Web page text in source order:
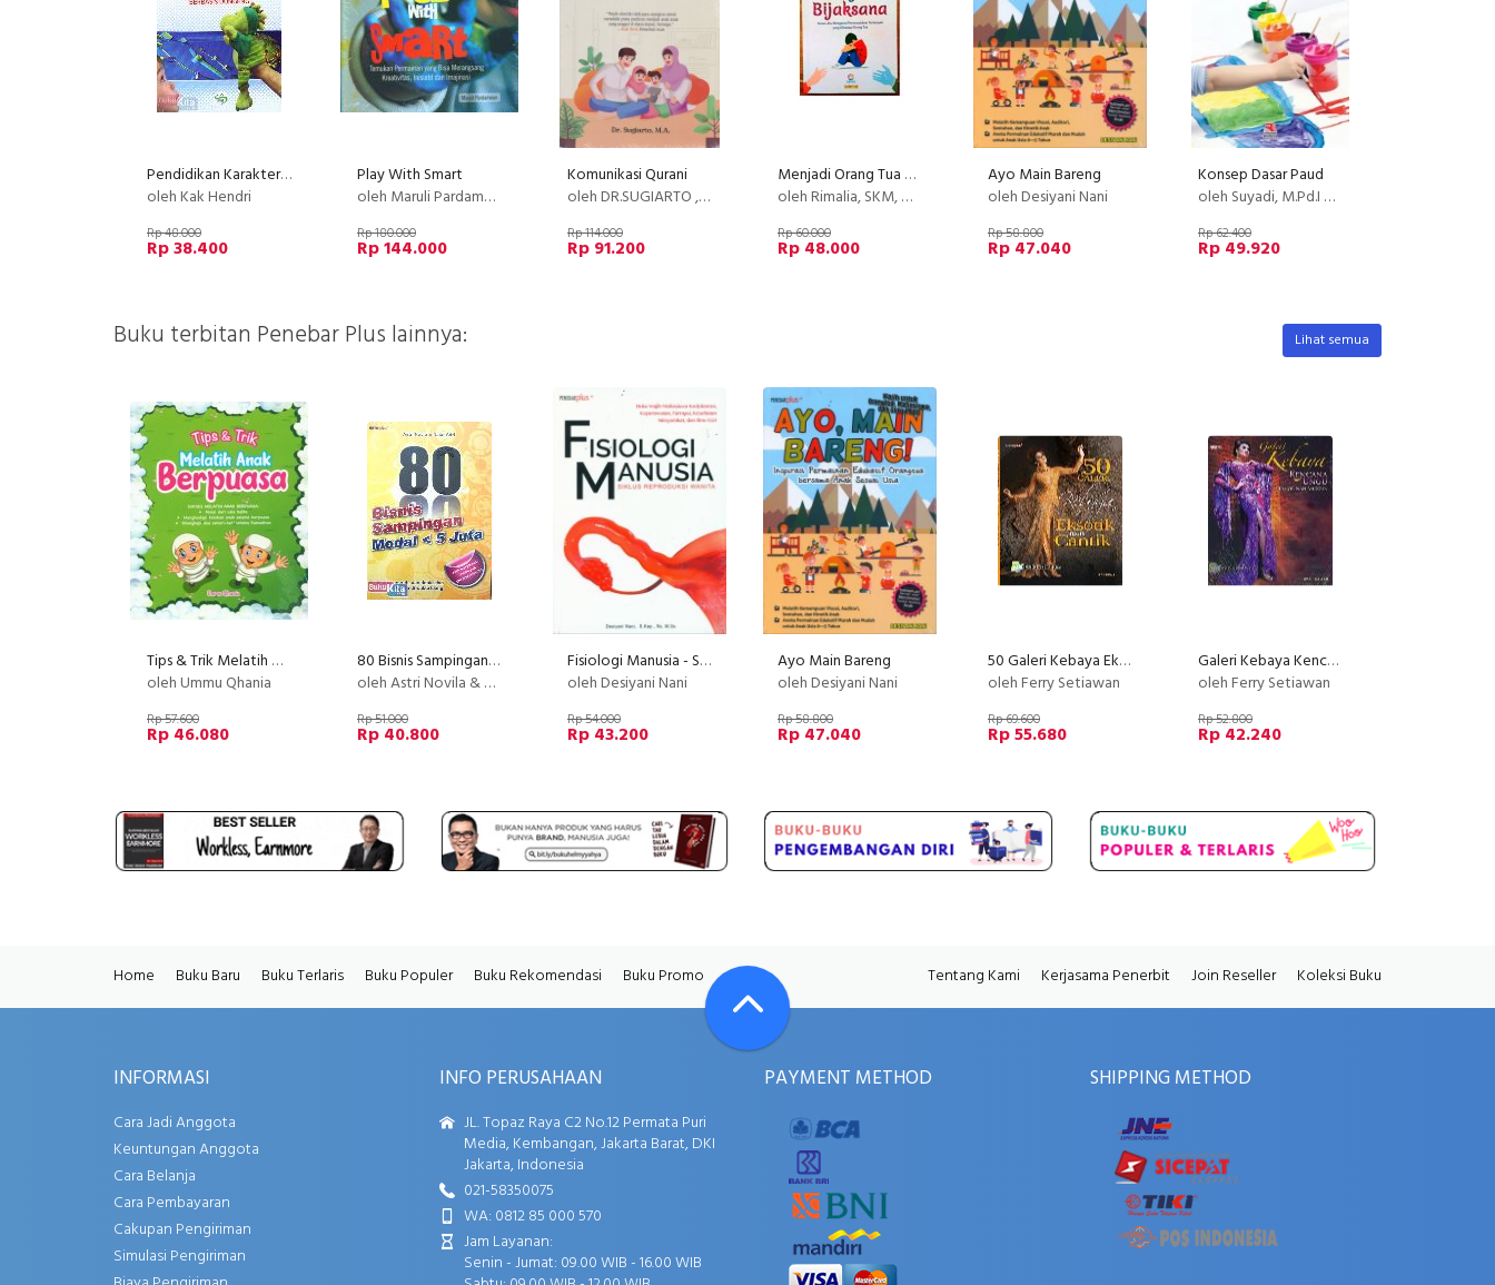
Pendidikan Karakter Berbasis Dongeng
oleh Kak Hendri
Rp 48.000
Rp 38.400
Play With Smart
oleh Maruli Pardamean
Rp 180.000
Rp 144.000
Komunikasi Qurani
oleh DR.SUGIARTO , M.A.
Rp 114.000
Rp 91.200
Menjadi Orang Tua Bijaksana
oleh Rimalia, SKM, M.M., Riawani Elyta, S.Sos, Risa Mutia, S.T.
Rp 60.000
Rp 48.000
Ayo Main Bareng
oleh Desiyani Nani
Rp 58.800
Rp 47.040
Konsep Dasar Paud
oleh Suyadi, M.Pd.I dan Maulidya Ulfah, M.Pd.I
Rp 62.400
Rp 49.920
Buku terbitan Penebar Plus lainnya: Lihat semua
Tips & Trik Melatih Anak Berpuasa
oleh Ummu Qhania
Rp 57.600
Rp 46.080
80 Bisnis Sampingan Modal < 5 Juta (2011)
oleh Astri Novila & Natar Adri
Rp 51.000
Rp 40.800
Fisiologi Manusia - Siklus Reproduksi Wanita
oleh Desiyani Nani
Rp 54.000
Rp 43.200
Ayo Main Bareng
oleh Desiyani Nani
Rp 58.800
Rp 47.040
50 Galeri Kebaya Eksotik nan Cantik
oleh Ferry Setiawan
Rp 69.600
Rp 55.680
Galeri Kebaya Kencana Ungu Glamor nan Anggun
oleh Ferry Setiawan
Rp 52.800
Rp 42.240
Home Buku Baru Buku Terlaris Buku Populer Buku Rekomendasi Buku Promo Tentang Kami Kerjasama Penerbit Join Reseller Koleksi Buku
INFORMASI
Cara Jadi Anggota
Keuntungan Anggota
Cara Belanja
Cara Pembayaran
Cakupan Pengiriman
Simulasi Pengiriman
INFO PERUSAHAAN
JL. Topaz Raya C2 No.12 Permata Puri
Media, Kembangan, Jakarta Barat, DKI
Jakarta, Indonesia
021-58350075
WA: 0812 85 000 570
Jam Layanan:
Senin - Jumat: 09.00 WIB - 16.00 WIB
PAYMENT METHOD SHIPPING METHOD